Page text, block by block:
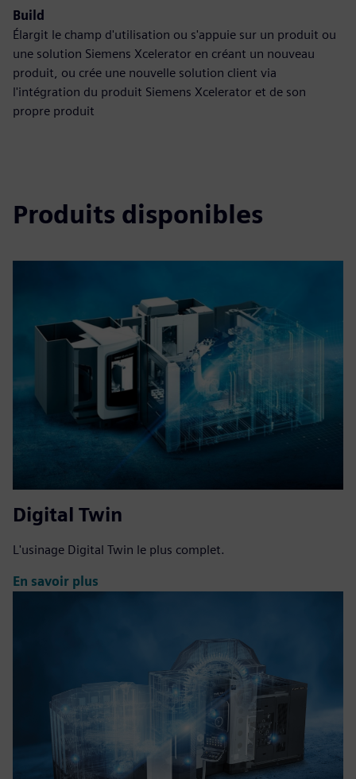
Build
Élargit le champ d'utilisation ou s'appuie sur un produit ou
une solution Siemens Xcelerator en créant un nouveau
produit, ou crée une nouvelle solution client via
l'intégration du produit Siemens Xcelerator et de son
propre produit
Produits disponibles
Digital Twin
L'usinage Digital Twin le plus complet.
En savoir plus